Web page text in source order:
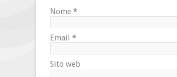
Nome *
Email *
Sito web